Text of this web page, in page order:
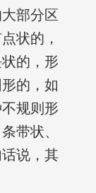
部分区
状的，
的，形
的，如
规则形
带状、
说，其